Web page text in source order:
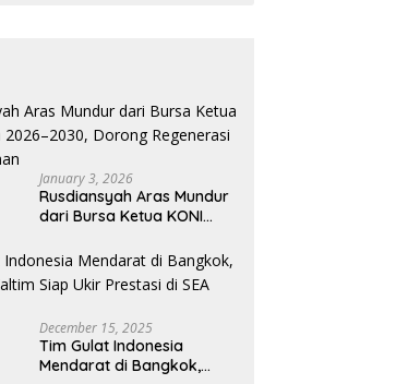
January 3, 2026
Rusdiansyah Aras Mundur
dari Bursa Ketua KONI
Regenerasi Kepemimpinan
December 15, 2025
Tim Gulat Indonesia
Mendarat di Bangkok,